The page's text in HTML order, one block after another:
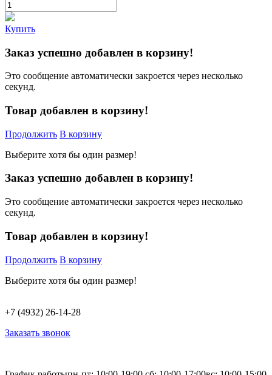
Купить
Заказ успешно добавлен в корзину!
Это сообщение автоматически закроется через несколько
секунд.
Товар добавлен в корзину!
Продолжить В корзину
Выберите хотя бы один размер!
Заказ успешно добавлен в корзину!
Это сообщение автоматически закроется через несколько
секунд.
Товар добавлен в корзину!
Продолжить В корзину
Выберите хотя бы один размер!
+7 (4932) 26-14-28
Заказать звонок